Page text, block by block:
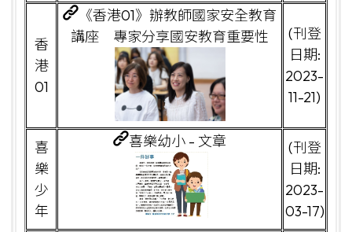
香
港
01
《香港01》辦教師國家安全教育
講座 專家分享國安教育重要性
(刊登
日期:
2023-
11-21)
喜
樂
少
年
喜樂幼小 - 文章
(刊登
日期:
2023-
03-17)